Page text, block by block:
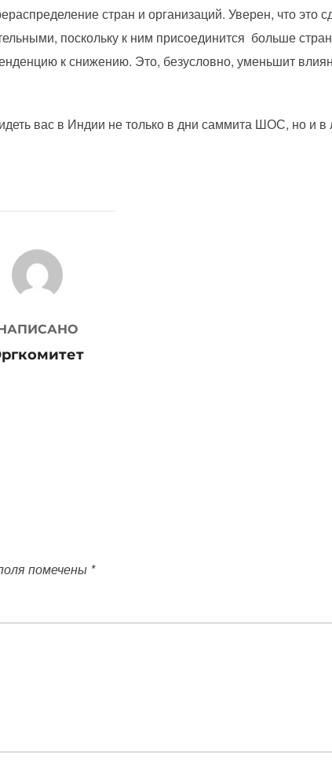
стран и организаций. Уверен, что это
поскольку к ним присоединится больше
к снижению. Это, безусловно, уменьшит
вас в Индии не только в дни саммита ШОС, но и в
ЗАПИСИ
помечены *